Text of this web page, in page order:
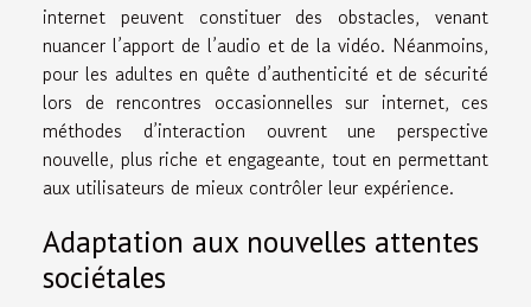
internet peuvent constituer des obstacles, venant
nuancer l’apport de l’audio et de la vidéo. Néanmoins,
pour les adultes en quête d’authenticité et de sécurité
lors de rencontres occasionnelles sur internet, ces
méthodes d’interaction ouvrent une perspective
nouvelle, plus riche et engageante, tout en permettant
aux utilisateurs de mieux contrôler leur expérience.
Adaptation aux nouvelles attentes
sociétales